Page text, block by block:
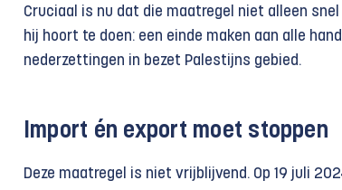
Cruciaal is nu dat die maatregel niet alleen
hij hoort te doen: een einde maken aan alle
nederzettingen in bezet Palestijns gebied.
Import én export moet stoppen
Deze maatregel is niet vrijblijvend. Op 19 juli